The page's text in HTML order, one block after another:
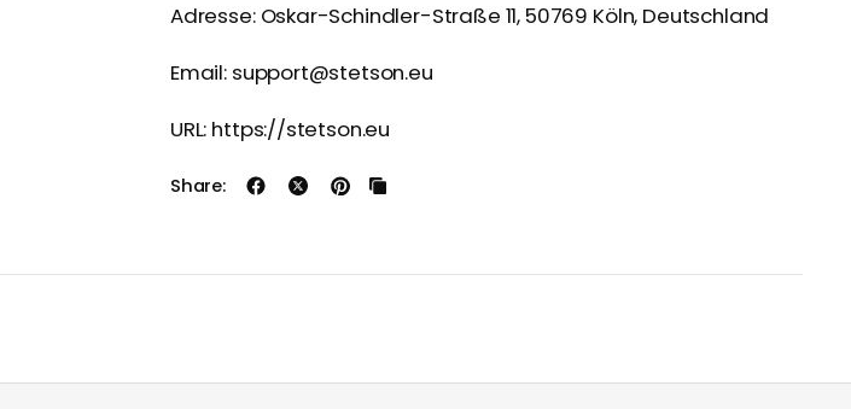
Adresse: Oskar-Schindler-Straße 11, 50769 Köln, Deutschland
Email: support@stetson.eu
URL: https://stetson.eu
Share: